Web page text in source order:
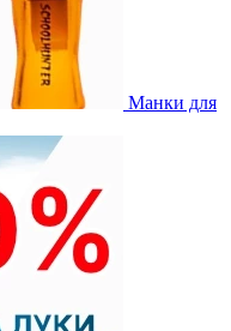
Манки для